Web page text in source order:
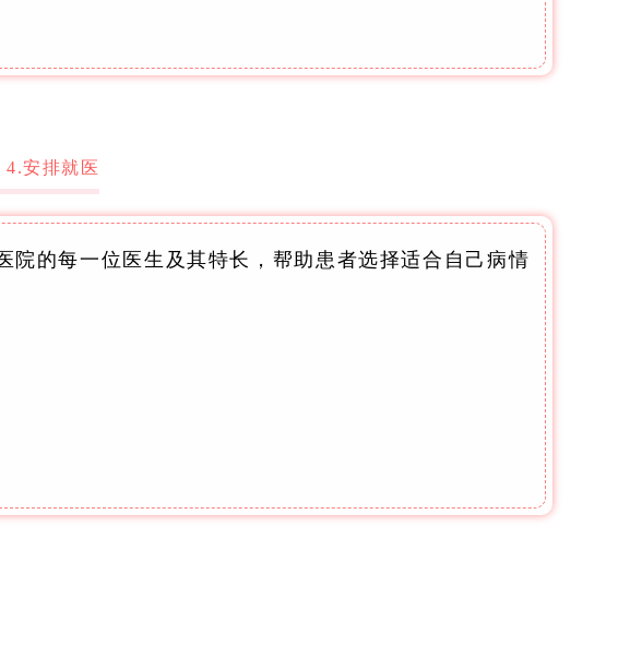
4.安排就医
院的每一位医生及其特长，帮助患者选择适合自己病情